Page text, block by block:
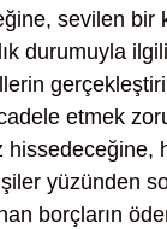
sevilen bir
durumuyla
etmek
hissedeceğine,
yüzünden
borçların